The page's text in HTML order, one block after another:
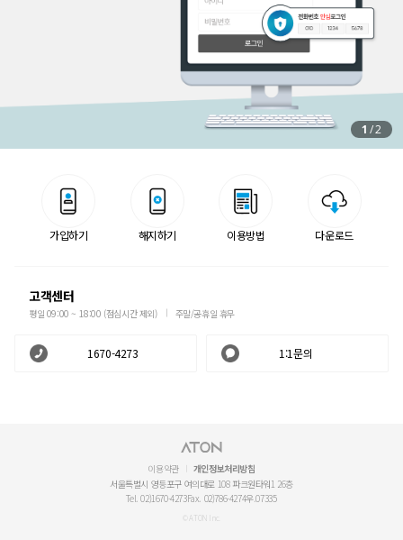
1 /2
가입하기 해지하기 이용방법 다운로드
고객센터
평일 09:00 ~ 18:00 (점심시간 제외) 주말/공휴일 휴무
1670-4273 1:1문의
이용약관
개인정보처리방침
서울특별시 영등포구 여의대로 108 파크원타워1 26층
Tel. 02)1670-4273Fax. 02)786-4274우.07335
© ATON Inc.